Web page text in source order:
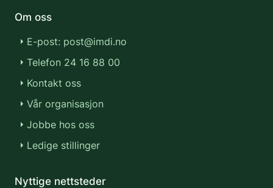
Om oss
E-post: post@imdi.no
Telefon 24 16 88 00
Kontakt oss
Vår organisasjon
Jobbe hos oss
Ledige stillinger
Nyttige nettsteder